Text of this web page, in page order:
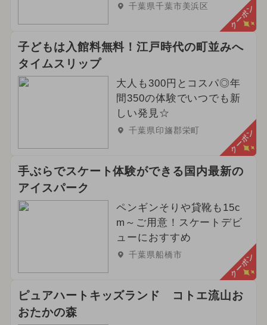
千葉県千葉市美浜区 クーポン
子どもは入館料無料！江戸時代の町並みへ
タイムスリップ
大人も300円とコスパ◎年
間350の体験でいつでも新
しい発見☆
千葉県印旛郡栄町 クーポン
手ぶらでスケート体験ができる国内最新の
アイスパーク
ペンギンそりや貸靴も15c
m～ご用意！スケートデビ
ューにおすすめ
千葉県船橋市 クーポン
ピュアハートキッズランド コトエ流山お
おたかの森